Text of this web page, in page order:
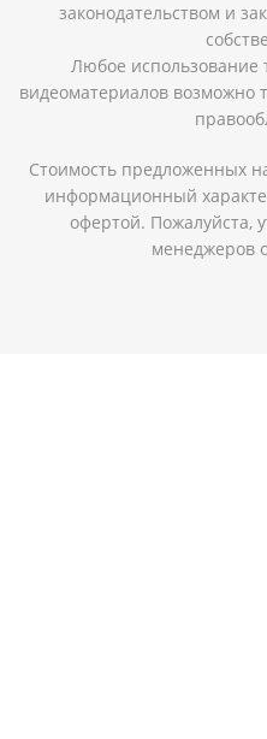
законодательством и
Любое использование
видеоматериалов возможно
Стоимость предложенных
информационный
офертой. Пожалуйста,
менеджеров